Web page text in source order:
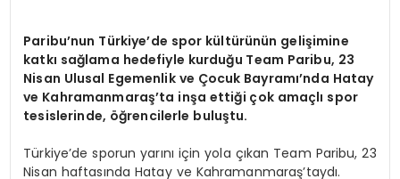
Paribu’nun Türkiye’de spor kültürünün gelişimine
katkı sağlama hedefiyle kurduğu Team Paribu, 23
Nisan Ulusal Egemenlik ve Çocuk Bayramı’nda Hatay
ve Kahramanmaraş’ta inşa ettiği çok amaçlı spor
tesislerinde, öğrencilerle buluştu.
Türkiye’de sporun yarını için yola çıkan Team Paribu, 23
Nisan haftasında Hatay ve Kahramanmaraş’taydı.